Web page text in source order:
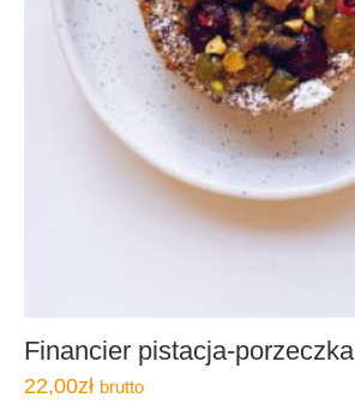
Financier pistacja-porzeczka
22,00zł brutto